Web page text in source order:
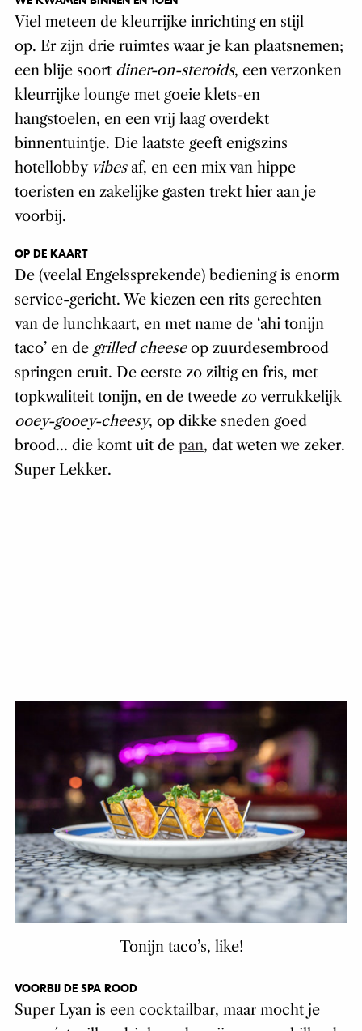
Viel meteen de kleurrijke inrichting en stijl
op. Er zijn drie ruimtes waar je kan plaatsnemen;
een blije soort diner-on-steroids, een verzonken
kleurrijke lounge met goeie klets-en
hangstoelen, en een vrij laag overdekt
binnentuintje. Die laatste geeft enigszins
hotellobby vibesaf, en een mix van hippe
toeristen en zakelijke gasten trekt hier aan je
voorbij.
OP DE KAART
De (veelal Engelssprekende) bediening is enorm
service-gericht. We kiezen een rits gerechten
van de lunchkaart, en met name de ‘ahi tonijn
taco’ en de grilled cheeseop zuurdesembrood
springen eruit. De eerste zo ziltig en fris, met
topkwaliteit tonijn, en de tweede zo verrukkelijk
ooey-gooey-cheesy, op dikke sneden goed
brood… die komt uit de pan, dat weten we zeker.
Super Lekker.
Tonijn taco’s, like!
VOORBIJ DE SPA ROOD
Super Lyan is een cocktailbar, maar mocht je